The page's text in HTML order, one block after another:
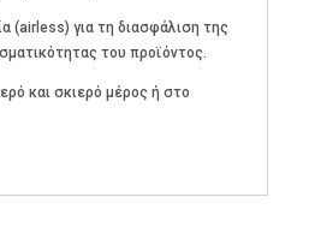
(airless) για τη διασφάλιση της
του προϊόντος.
και σκιερό μέρος ή στο